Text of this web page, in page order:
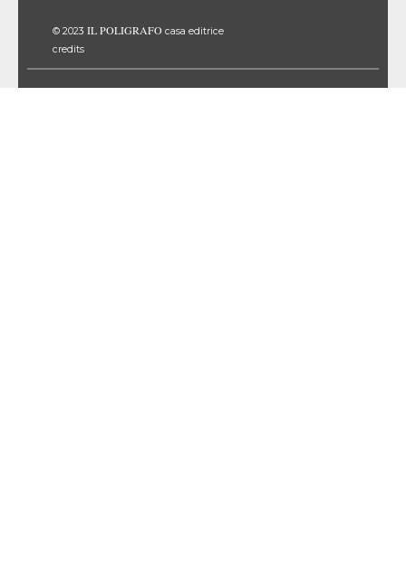
© 2023 IL POLIGRAFO casa editrice
credits